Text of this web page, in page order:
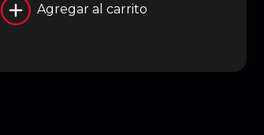
Agregar al carrito